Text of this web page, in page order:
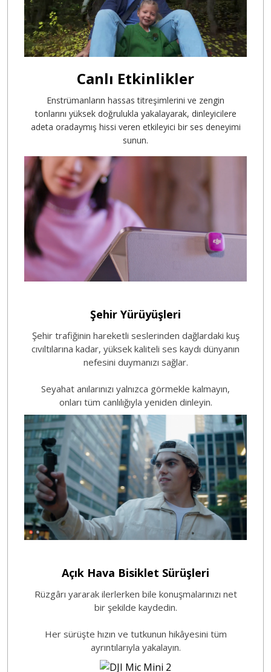
Canlı Etkinlikler
Enstrümanların hassas titreşimlerini ve zengin
tonlarını yüksek doğrulukla yakalayarak, dinleyicilere
adeta oradaymış hissi veren etkileyici bir ses deneyimi
sunun.
Şehir Yürüyüşleri
Şehir trafiğinin hareketli seslerinden dağlardaki kuş
cıvıltılarına kadar, yüksek kaliteli ses kaydı dünyanın
nefesini duymanızı sağlar.
Seyahat anılarınızı yalnızca görmekle kalmayın,
onları tüm canlılığıyla yeniden dinleyin.
Açık Hava Bisiklet Sürüşleri
Rüzgârı yararak ilerlerken bile konuşmalarınızı net
bir şekilde kaydedin.
Her sürüşte hızın ve tutkunun hikâyesini tüm
ayrıntılarıyla yakalayın.